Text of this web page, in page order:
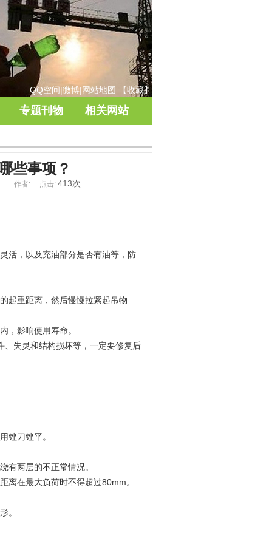
QQ空间|微博|网站地图 【收藏】
专题刊物 相关网站
些事项？
作者: 点击: 413次
，以及充油部分是否有油等，防
重距离，然后慢慢拉紧起吊物
影响使用寿命。
失灵和结构损坏等，一定要修复后
锉刀锉平。
两层的不正常情况。
在最大负荷时不得超过80mm。
。